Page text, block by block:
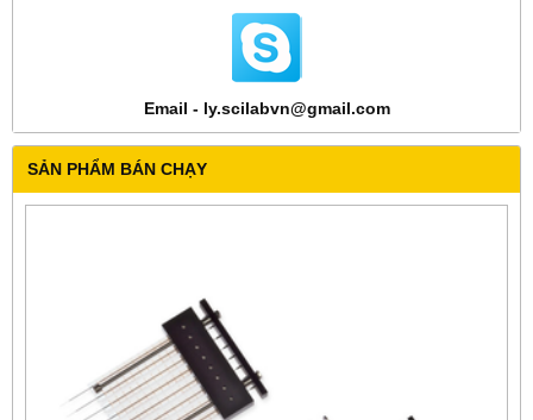
Email - ly.scilabvn@gmail.com
SẢN PHẨM BÁN CHẠY